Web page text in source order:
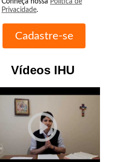
Conheça nossa Política de
Privacidade.
Vídeos IHU
play_circle_outline